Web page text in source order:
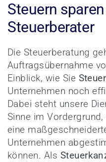
Steuern
Steuerberater
Die Steuerberatung
Auftragsübernahme
Einblick, wie Sie
Unternehmen noch
Dabei steht unsere
Sinne im
eine
Unternehmen
können. Als